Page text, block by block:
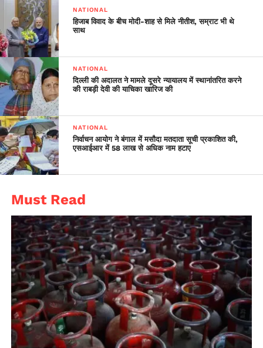
NATIONAL
हिजाब विवाद के बीच मोदी-शाह से मिले नीतीश, सम्राट भी थे
साथ
NATIONAL
दिल्ली की अदालत ने मामले दूसरे न्यायालय में स्थानांतरित करने
की राबड़ी देवी की याचिका खारिज की
NATIONAL
निर्वाचन आयोग ने बंगाल में मसौदा मतदाता सूची प्रकाशित की,
एसआईआर में 58 लाख से अधिक नाम हटाए
Must Read